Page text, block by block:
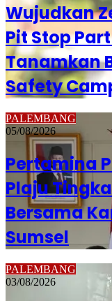
Wujudkan
Pit Stop
Tanamkan
Safety
PALEMBANG
05/08/2026
Pertamina
Plaju
Bersama
Sumsel
PALEMBANG
03/08/2026